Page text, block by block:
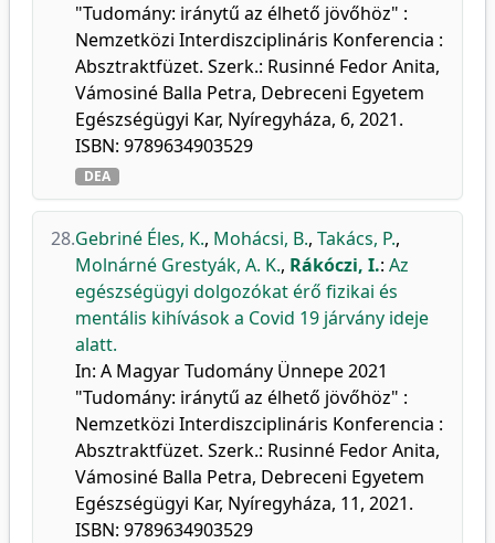
"Tudomány: iránytű az élhető jövőhöz" :
Nemzetközi Interdiszciplináris Konferencia :
Absztraktfüzet. Szerk.: Rusinné Fedor Anita,
Vámosiné Balla Petra, Debreceni Egyetem
Egészségügyi Kar, Nyíregyháza, 6, 2021.
ISBN: 9789634903529
DEA
28.Gebriné Éles, K., Mohácsi, B., Takács, P.,
Molnárné Grestyák, A. K., Rákóczi, I.: Az
egészségügyi dolgozókat érő fizikai és
mentális kihívások a Covid 19 járvány ideje
alatt.
In: A Magyar Tudomány Ünnepe 2021
"Tudomány: iránytű az élhető jövőhöz" :
Nemzetközi Interdiszciplináris Konferencia :
Absztraktfüzet. Szerk.: Rusinné Fedor Anita,
Vámosiné Balla Petra, Debreceni Egyetem
Egészségügyi Kar, Nyíregyháza, 11, 2021.
ISBN: 9789634903529